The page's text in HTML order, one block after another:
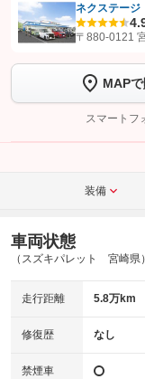
【STEP1】認証画面でグー
トーク画面で
完了してくださ
ネクステー
〒880-0121
MAP
スマートフ
装備
車両状態
（スズキパレット 宮崎県）
走行距離 5.8万km
修復歴 なし
禁煙車